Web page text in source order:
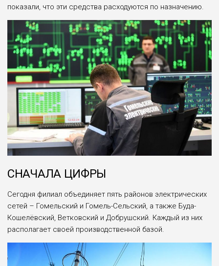
показали, что эти средства расходуются по назначению.
СНАЧАЛА ЦИФРЫ
Сегодня филиал объединяет пять районов электрических
сетей – Гомельский и Гомель-Сельский, а также Буда-
Кошелёвский, Ветковский и Добрушский. Каждый из них
располагает своей производственной базой.